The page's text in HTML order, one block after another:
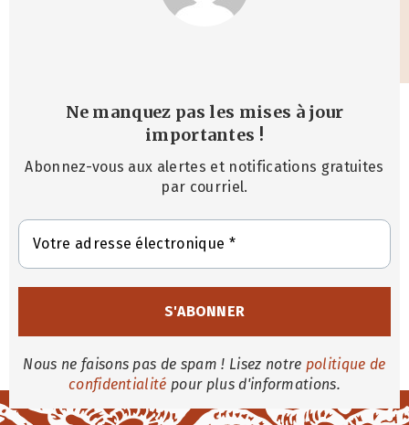
Ne manquez pas les mises à jour
importantes !
Abonnez-vous aux alertes et notifications gratuites
par courriel.
Nous ne faisons pas de spam ! Lisez notre politique de
confidentialité pour plus d'informations.